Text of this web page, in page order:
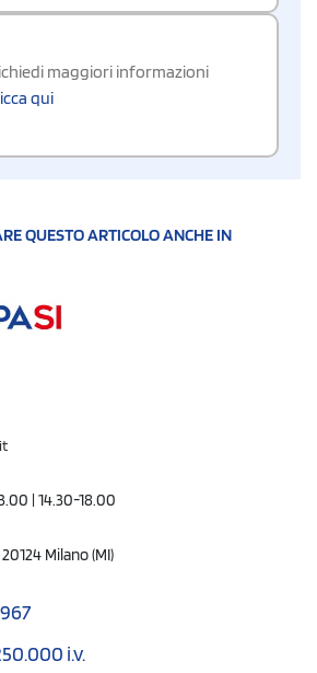
maggiori informazioni
qui
QUESTO ARTICOLO ANCHE IN
| 14.30-18.00
Milano (MI)
i.v.